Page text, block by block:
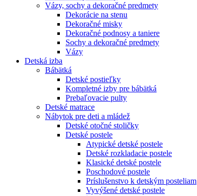
Vázy, sochy a dekoračné predmety
Dekorácie na stenu
Dekoračné misky
Dekoračné podnosy a taniere
Sochy a dekoračné predmety
Vázy
Detská izba
Bábätká
Detské postieľky
Kompletné izby pre bábätká
Prebaľovacie pulty
Detské matrace
Nábytok pre deti a mládež
Detské otočné stoličky
Detské postele
Atypické detské postele
Detské rozkladacie postele
Klasické detské postele
Poschodové postele
Príslušenstvo k detským posteliam
Vyvýšené detské postele